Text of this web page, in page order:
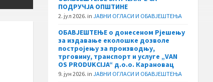
ПОДРУЧЈА ОПШТИНЕ
2. јул 2026. inЈАВНИ ОГЛАСИ И ОБАВЈЕШТЕЊА
ОБАВЈЕШТЕЊЕ о донесеном Рјешењу
за издавање еколошке дозволе
постројењу за производњу,
трговину, транспорт и услуге „VAN
OS PRODUKCIJA“ д.о.о. Карановац
9. јун 2026. inЈАВНИ ОГЛАСИ И ОБАВЈЕШТЕЊА